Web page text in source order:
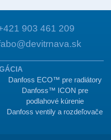
903 461 209
Danfoss ECO™ pre radiátory
Danfoss™ ICON pre
podlahové kúrenie
Danfoss ventily a rozdeľovače